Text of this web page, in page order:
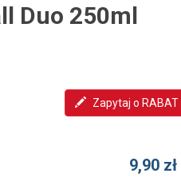
Duo 250ml
Zapytaj o RABAT
9,90 zł